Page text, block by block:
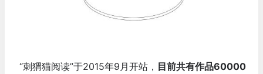
“刺猬猫阅读”于2015年9月开站， 目前共有作品60000